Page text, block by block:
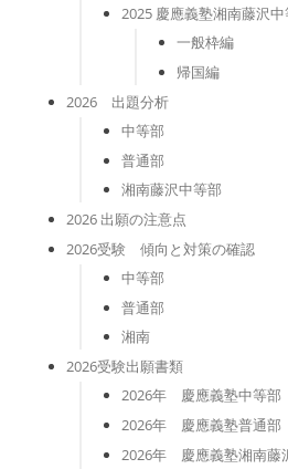
2025 慶應義塾湘南藤沢
一般枠編
帰国編
2026 出題分析
中等部
普通部
湘南藤沢中等部
2026 出願の注意点
2026受験 傾向と対策の確認
中等部
普通部
湘南
2026受験出願書類
2026年 慶應義塾中等
2026年 慶應義塾普通
2026年 慶應義塾湘南藤